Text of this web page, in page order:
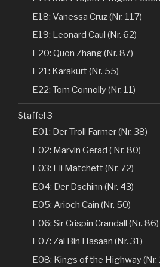
E18: Vanessa Cruz (Nr. 117)
E19: Leonard Caul (Nr. 62)
E20: Quon Zhang (Nr. 87)
E21: Karakurt (Nr. 55)
E22: Tom Connolly (Nr. 11)
Staffel 3
E01: Der Troll Farmer (Nr. 38)
E02: Marvin Gerad ( Nr. 80)
E03: Eli Matchett (Nr. 72)
E04: Der Dschinn (Nr. 43)
E05: Arioch Cain (Nr. 50)
E06: Sir Crispin Crandall (Nr. 86)
E07: Zal Bin Hasaan (Nr. 31)
E08: Kings of the Highway (Nr.